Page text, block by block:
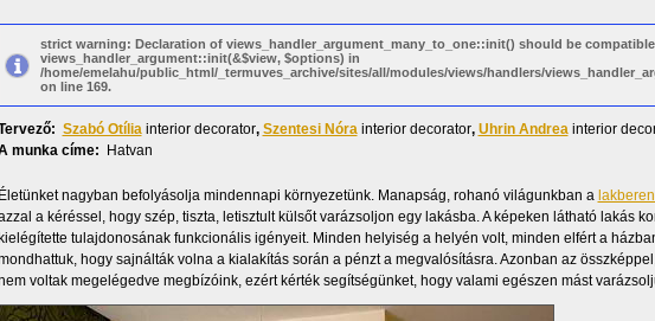
strict warning: Declaration of views_handler_argument_many_to_one::init() should be
views_handler_argument::init(&$view, $options) in
/home/emelahu/public_html/_termuves_archive/sites/all/modules/views/handlers/
on line 169.
Szabó Otília interior decorator, Szentesi Nóra interior decorator, Uhrin Andrea interior
munka címe:
Hatvan
Életünket nagyban befolyásolja mindennapi környezetünk. Manapság, rohanó világunkban a
a kéréssel, hogy szép, tiszta, letisztult külsőt varázsoljon egy lakásba. A képeken látható lakás
kielégítette tulajdonosának funkcionális igényeit. Minden helyiség a helyén volt, minden elfért a
hogy sajnálták volna a kialakítás során a pénzt a megvalósításra. Azonban az
voltak megelégedve megbízóink, ezért kérték segítségünket, hogy valami egészen mást